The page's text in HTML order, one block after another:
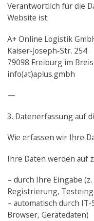
Verantwortlich für die
Website ist:
A+ Online Logistik
Kaiser-Joseph-Str. 254
79098 Freiburg im
info(at)aplus.gmbh
—
3. Datenerfassung auf
Wie erfassen wir Ihre
Ihre Daten werden auf
– durch Ihre Eingabe
Registrierung,
– automatisch durch IT-
Browser, Gerätedaten)